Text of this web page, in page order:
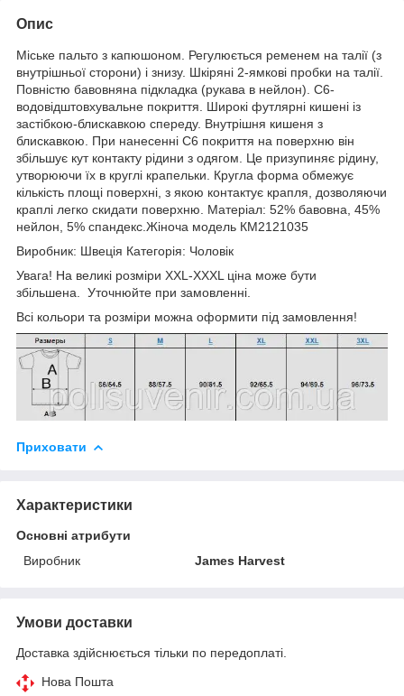
Опис
Міське пальто з капюшоном. Регулюється ременем на талії (з
внутрішньої сторони) і знизу. Шкіряні 2-ямкові пробки на талії.
Повністю бавовняна підкладка (рукава в нейлон). C6-
водовідштовхувальне покриття. Широкі футлярні кишені із
застібкою-блискавкою спереду. Внутрішня кишеня з
блискавкою. При нанесенні C6 покриття на поверхню він
збільшує кут контакту рідини з одягом. Це призупиняє рідину,
утворюючи їх в круглі крапельки. Кругла форма обмежує
кількість площі поверхні, з якою контактує крапля, дозволяючи
краплі легко скидати поверхню. Матеріал: 52% бавовна, 45%
нейлон, 5% спандекс.Жіноча модель КМ2121035
Виробник: Швеція Категорія: Чоловік
Увага! На великі розміри XXL-XXXL ціна може бути
збільшена. Уточнюйте при замовленні.
Всі кольори та розміри можна оформити під замовлення!
Приховати
Характеристики
Основні атрибути
Виробник
James Harvest
Умови доставки
Доставка здійснюється тільки по передоплаті.
Нова Пошта